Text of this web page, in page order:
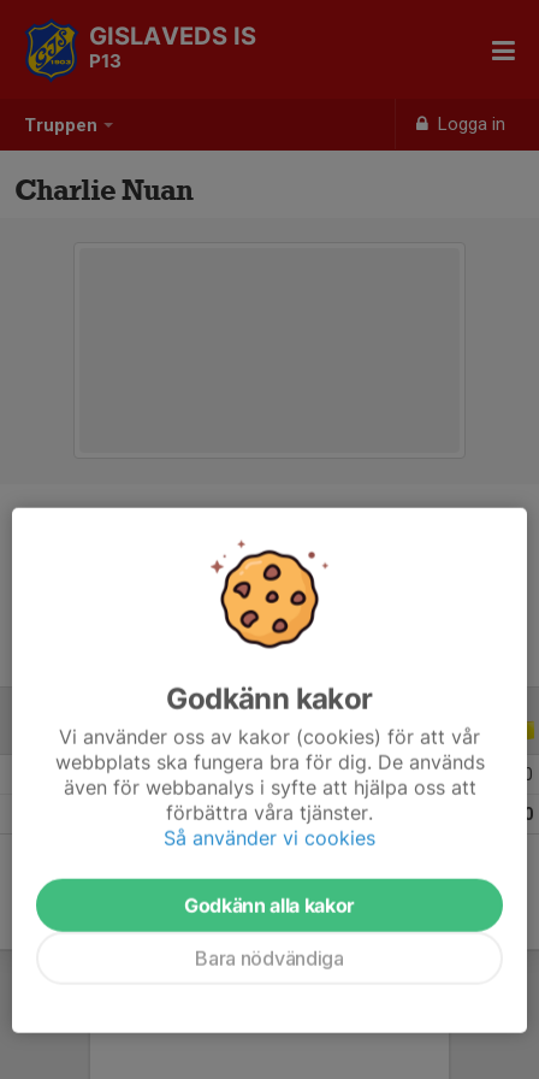
Truppen Logga in
GISLAVEDS IS
P13
Charlie Nuan
12 år
ALLA SERIER ALLA ÅR
4 0 0 0
0
Godkänn kakor
Vi använder oss av kakor (cookies) för att vår
webbplats ska fungera bra för dig. De används
även för webbanalys i syfte att hjälpa oss att
förbättra våra tjänster.
Så använder vi cookies
Godkänn alla kakor
Bara nödvändiga